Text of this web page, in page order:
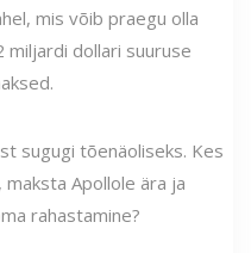
mis võib praegu olla
miljardi dollari suuruse
sugugi tõenäoliseks. Kes
Apollole ära ja
rahastamine?